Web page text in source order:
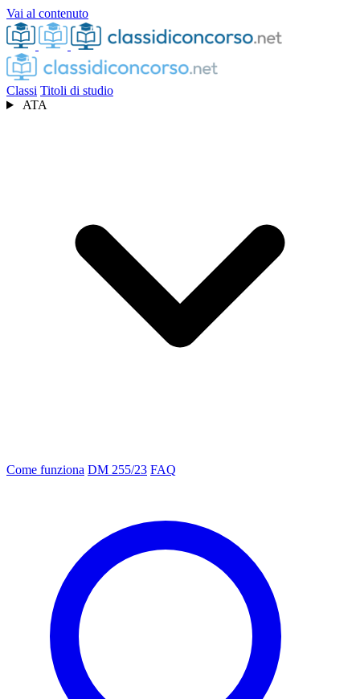
Vai al contenuto
Classi Titoli di studio
ATA
Come funziona DM 255/23 FAQ